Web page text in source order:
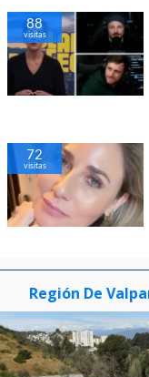
88
visitas
72
visitas
Región De